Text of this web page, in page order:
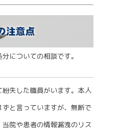
についての相談です。
失した職員がいます。本人
と言っていますが、無断で
院や患者の情報漏洩のリス